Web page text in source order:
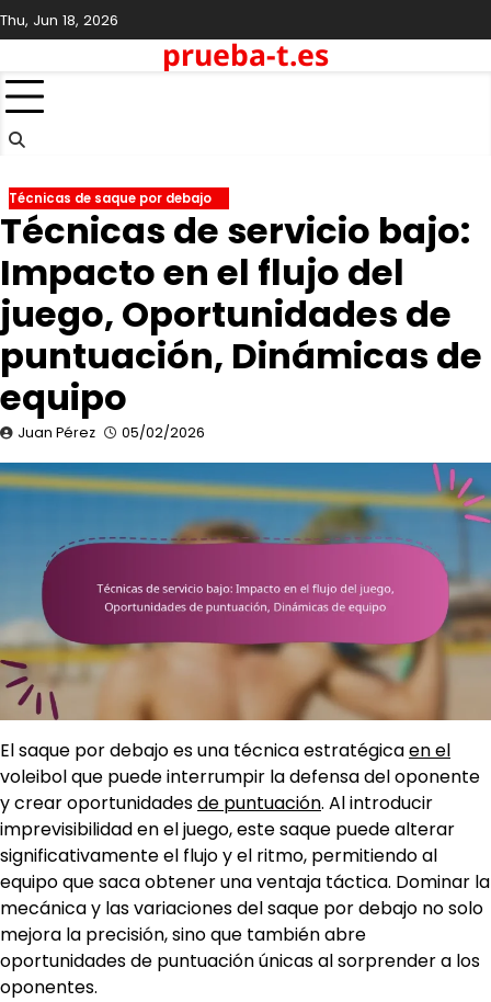
Skip
to
Thu, Jun 18, 2026
prueba-t.es
Técnicas de saque por debajo
Técnicas de servicio bajo:
Impacto en el flujo del
juego, Oportunidades de
puntuación, Dinámicas de
equipo
Juan Pérez 05/02/2026
El saque por debajo es una técnica estratégicaen el
voleibol que puede interrumpir la defensa del oponente
y crear oportunidadesde puntuación. Al introducir
imprevisibilidad en el juego, este saque puede alterar
significativamente el flujo y el ritmo, permitiendo al
equipo que saca obtener una ventaja táctica. Dominar la
mecánica y las variaciones del saque por debajo no solo
mejora la precisión, sino que también abre
oportunidades de puntuación únicas al sorprender a los
oponentes.